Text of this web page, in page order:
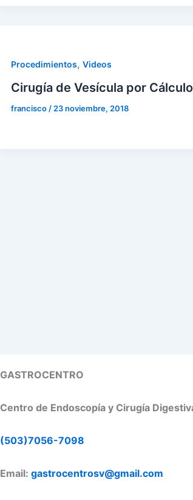
Procedimientos, Videos
Cirugía de Vesícula por
francisco / 23 noviembre, 2018
GASTROCENTRO
Centro de Endoscopía y Cirugía
(503)7056-7098
Email: gastrocentrosv@gmail.com